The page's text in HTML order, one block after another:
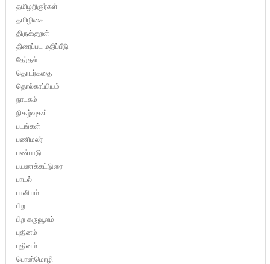
தமிழறிஞர்கள்
தமிழிசை
திருக்குறள்
திரைப்பட மதிப்பீடு
தேர்தல்
தொடர்கதை
தொல்காப்பியம்
நாடகம்
நிகழ்வுகள்
படங்கள்
பணிமலர்
பண்பாடு
பயணக்கட்டுரை
பாடல்
பாவியம்
பிற
பிற கருவூலம்
புதினம்
புதினம்
பொன்மொழி